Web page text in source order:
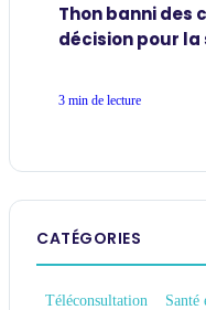
Thon banni des
décision pour
3 min de lecture
CATÉGORIES
Téléconsultation Santé